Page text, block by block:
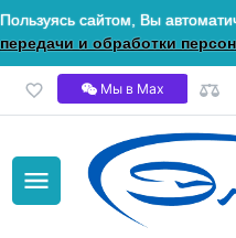
Пользуясь сайтом, Вы
передачи и обработки
Мы в Мах